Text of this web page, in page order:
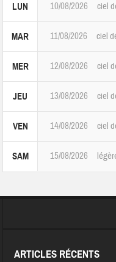
LUN 10/08/2026 ciel
MAR 11/08/2026 ciel
MER 12/08/2026 ciel
JEU 13/08/2026 ciel
VEN 14/08/2026 ciel
SAM 15/08/2026
ARTICLES RÉCENTS